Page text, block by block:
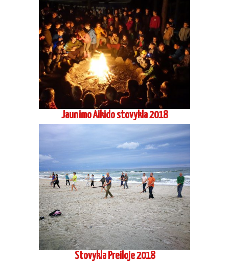
Jaunimo Aikido stovykla 2018
Stovykla Preiloje 2018